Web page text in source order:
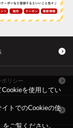
ポリシー
を使用してい
トでのCookieの使
をご覧ください。